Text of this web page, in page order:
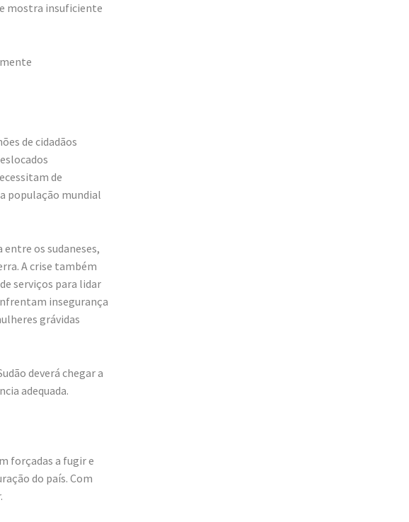
mostra insuficiente
de cidadãos
de
população mundial
os sudaneses,
A crise também
serviços para lidar
insegurança
grávidas
deverá chegar a
adequada.
forçadas a fugir e
do país. Com